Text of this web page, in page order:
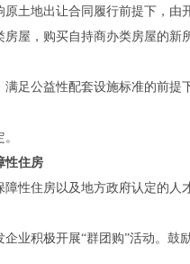
地出让合同履行前提下，由
屋，购买自持商办类房屋的
公益性配套设施标准的前提
性住房
住房以及地方政府认定的人
积极开展“群团购”活动。鼓